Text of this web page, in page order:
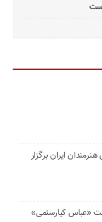
ایران برگزار
«عباس کیارستمی»